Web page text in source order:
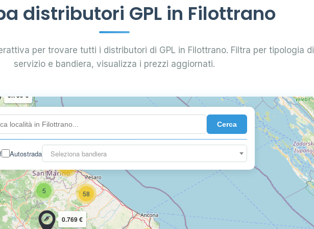
distributori GPL in Filottrano
per trovare tutti i distributori di GPL in Filottrano. Filtra per tipologia di
servizio e bandiera, visualizza i prezzi aggiornati.
Cerca
Autostrada Seleziona bandiera
58
14
114
5
0.739 €
0.769 €